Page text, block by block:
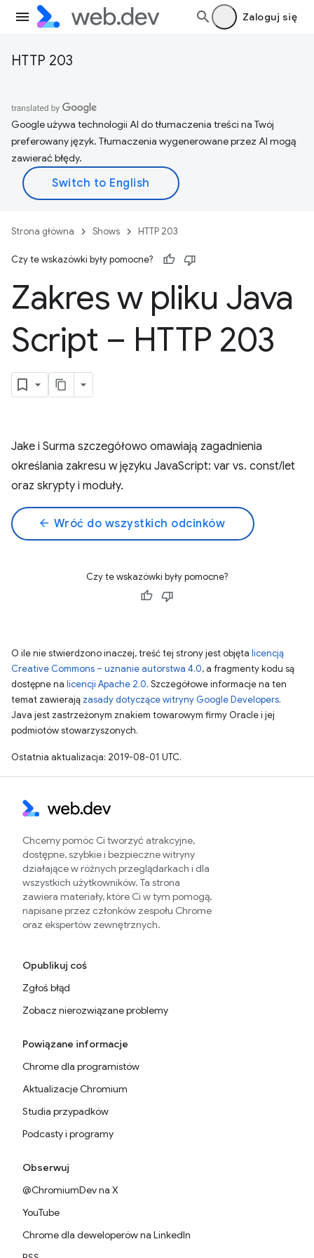
Zaloguj się
HTTP 203
Google używa technologii AI do tłumaczenia treści na Twój
preferowany język. Tłumaczenia wygenerowane przez AI mogą
zawierać błędy.
Strona główna Shows HTTP 203
Czy te wskazówki były pomocne?
Zakres w pliku Java
Script – HTTP 203
Jake i Surma szczegółowo omawiają zagadnienia
określania zakresu w języku JavaScript: var vs. const/let
oraz skrypty i moduły.
arrow_back Wróć do wszystkich odcinków
Czy te wskazówki były pomocne?
O ile nie stwierdzono inaczej, treść tej strony jest objęta licencją
Creative Commons – uznanie autorstwa 4.0, a fragmenty kodu są
dostępne na licencji Apache 2.0. Szczegółowe informacje na ten
temat zawierają zasady dotyczące witryny Google Developers.
Java jest zastrzeżonym znakiem towarowym firmy Oracle i jej
podmiotów stowarzyszonych.
Ostatnia aktualizacja: 2019-08-01 UTC.
Chcemy pomóc Ci tworzyć atrakcyjne,
dostępne, szybkie i bezpieczne witryny
działające w różnych przeglądarkach i dla
wszystkich użytkowników. Ta strona
zawiera materiały, które Ci w tym pomogą,
napisane przez członków zespołu Chrome
oraz ekspertów zewnętrznych.
Opublikuj coś
Zgłoś błąd
Zobacz nierozwiązane problemy
Powiązane informacje
Chrome dla programistów
Aktualizacje Chromium
Studia przypadków
Podcasty i programy
Obserwuj
@ChromiumDev na X
YouTube
Chrome dla deweloperów na LinkedIn